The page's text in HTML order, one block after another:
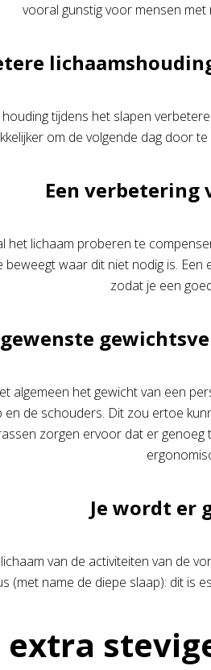
vooral gunstig voor mensen
tijdens het slapen
om de volgende dag door
Een verbetering
het lichaam proberen te
beweegt waar dit niet nodig is.
zodat je een
gewenste
algemeen het gewicht van een
en de schouders. Dit zou ertoe
zorgen ervoor dat er
Je wordt er
van de activiteiten van de
(met name de diepe slaap): dit is
extra